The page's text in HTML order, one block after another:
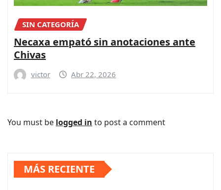
SIN CATEGORÍA
Necaxa empató sin anotaciones ante
Chivas
victor Abr 22, 2026
You must be logged in to post a comment
MÁS RECIENTE